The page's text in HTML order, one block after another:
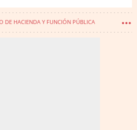
DE HACIENDA Y FUNCIÓN PÚBLICA